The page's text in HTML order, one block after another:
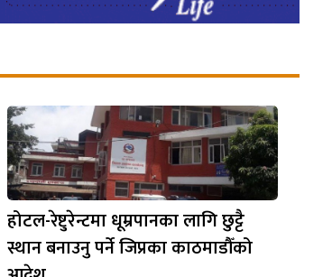
होटल-रेष्टुरेन्टमा धूम्रपानका लागि छुट्टै
स्थान बनाउनु पर्ने जिप्रका काठमाडौँको